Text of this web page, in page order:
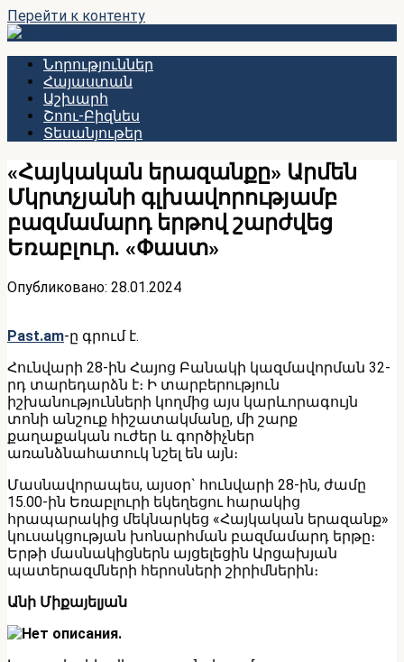
Перейти к контенту
Նորություններ
Հայաստան
Աշխարհ
Շոու-Բիզնես
Տեսանյութեր
«Հայկական երազանքը» Արմեն
Մկրտչյանի գլխավորությամբ
բազմամարդ երթով շարժվեց
Եռաբլուր. «Փաստ»
Опубликовано: 28.01.2024
Past.am-ը գրում է.
Հունվարի 28-ին Հայոց Բանակի կազմավորման 32-
րդ տարեդարձն է։ Ի տարբերություն
իշխանությունների կողմից այս կարևորագույն
տոնի անշուք հիշատակմանը, մի շարք
քաղաքական ուժեր և գործիչներ
առանձնահատուկ նշել են այն։
Մասնավորապես, այսօր` հունվարի 28-ին, ժամը
15.00-ին Եռաբլուրի եկեղեցու հարակից
հրապարակից մեկնարկեց «Հայկական երազանք»
կուսակցության խոնարհման բազմամարդ երթը։
Երթի մասնակիցներն այցելեցին Արցախյան
պատերազմների հերոսների շիրիմներին։
Անի Միքայելյան